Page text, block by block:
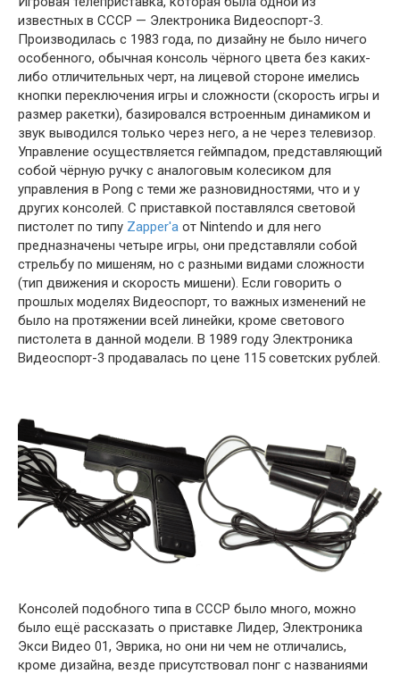
известных в СССР — Электроника Видеоспорт-3.
Производилась с 1983 года, по дизайну не было ничего
особенного, обычная консоль чёрного цвета без каких-
либо отличительных черт, на лицевой стороне имелись
кнопки переключения игры и сложности (скорость игры и
размер ракетки), базировался встроенным динамиком и
звук выводился только через него, а не через телевизор.
Управление осуществляется геймпадом, представляющий
собой чёрную ручку с аналоговым колесиком для
управления в Pong с теми же разновидностями, что и у
других консолей. С приставкой поставлялся световой
пистолет по типу Zapper'а от Nintendo и для него
предназначены четыре игры, они представляли собой
стрельбу по мишеням, но с разными видами сложности
(тип движения и скорость мишени). Если говорить о
прошлых моделях Видеоспорт, то важных изменений не
было на протяжении всей линейки, кроме светового
пистолета в данной модели. В 1989 году Электроника
Видеоспорт-3 продавалась по цене 115 советских рублей.
Консолей подобного типа в СССР было много, можно
было ещё рассказать о приставке Лидер, Электроника
Экси Видео 01, Эврика, но они ни чем не отличались,
кроме дизайна, везде присутствовал понг с названиями